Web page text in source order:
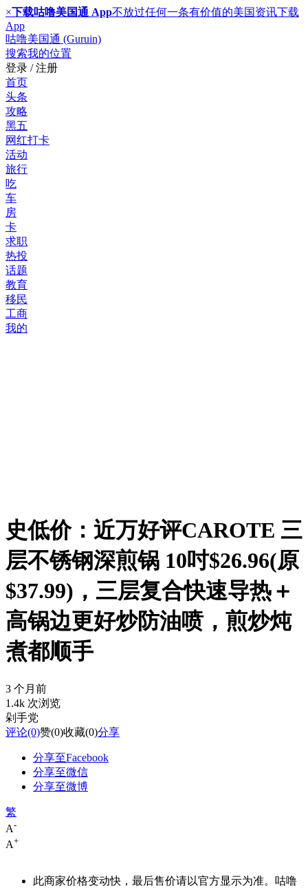
×下载咕噜美国通 App不放过任何一条有价值的美国资讯下载
App
咕噜美国通 (Guruin)
搜索我的位置
登录 / 注册
首页
头条
攻略
黑五
网红打卡
活动
旅行
吃
车
房
卡
求职
热投
话题
教育
移民
工商
我的
史低价：近万好评CAROTE 三
层不锈钢深煎锅 10吋$26.96(原
$37.99)，三层复合快速导热＋
高锅边更好炒防油喷，煎炒炖
煮都顺手
3 个月前
1.4k 次浏览
剁手党
评论(0)赞(0)收藏(0)分享
分享至Facebook
分享至微信
分享至微博
繁
A-
A+
此商家价格变动快，最后售价请以官方显示为准。咕噜